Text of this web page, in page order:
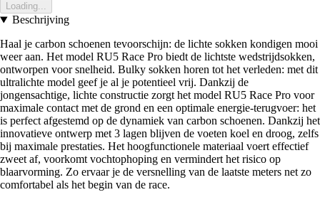
Loading...
Beschrijving
Haal je carbon schoenen tevoorschijn: de lichte sokken kondigen mooi
weer aan. Het model RU5 Race Pro biedt de lichtste wedstrijdsokken,
ontworpen voor snelheid. Bulky sokken horen tot het verleden: met dit
ultralichte model geef je al je potentieel vrij. Dankzij de
jongensachtige, lichte constructie zorgt het model RU5 Race Pro voor
maximale contact met de grond en een optimale energie-terugvoer: het
is perfect afgestemd op de dynamiek van carbon schoenen. Dankzij het
innovatieve ontwerp met 3 lagen blijven de voeten koel en droog, zelfs
bij maximale prestaties. Het hoogfunctionele materiaal voert effectief
zweet af, voorkomt vochtophoping en vermindert het risico op
blaarvorming. Zo ervaar je de versnelling van de laatste meters net zo
comfortabel als het begin van de race.